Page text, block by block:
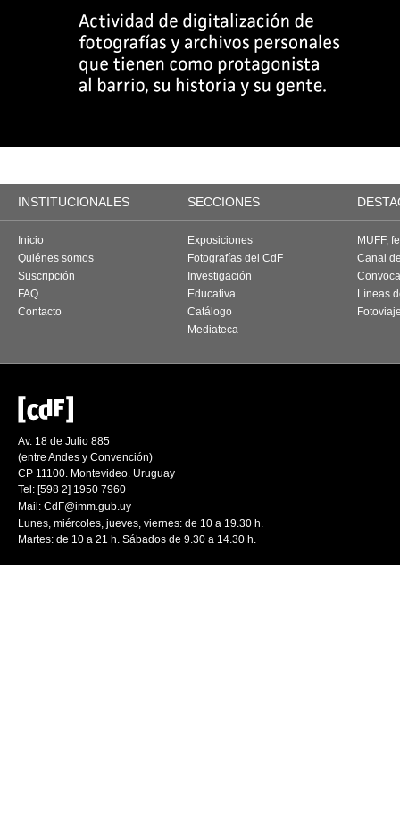
INSTITUCIONALES SECCIONES
Inicio
Quiénes somos
Suscripción
FAQ
Contacto
Exposiciones
Fotografías del CdF
Investigación
Educativa
Catálogo
Mediateca
MUFF,
Canal
Líneas
Av. 18 de Julio 885
(entre Andes y Convención)
CP 11100. Montevideo. Uruguay
Tel: [598 2] 1950 7960
Mail: CdF@imm.gub.uy
Lunes, miércoles, jueves, viernes: de 10 a 19.30 h.
Martes: de 10 a 21 h. Sábados de 9.30 a 14.30 h.